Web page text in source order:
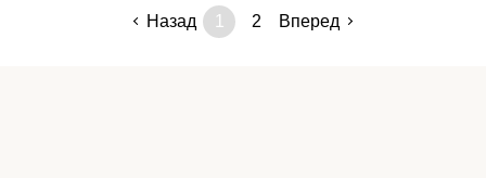
Назад 1 2 Вперед